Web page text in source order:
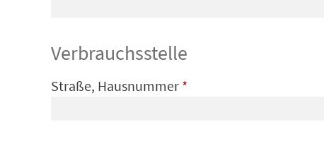
Verbrauchsstelle
Straße, Hausnummer *